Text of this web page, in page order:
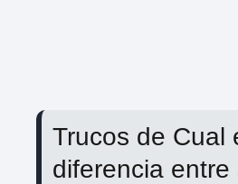
Trucos de Cual
diferencia entre